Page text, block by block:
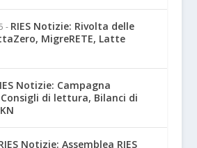
- RIES Notizie: Rivolta delle
MigreRETE, Latte
Notizie: Campagna
di lettura, Bilanci di
Notizie: Assemblea RIES